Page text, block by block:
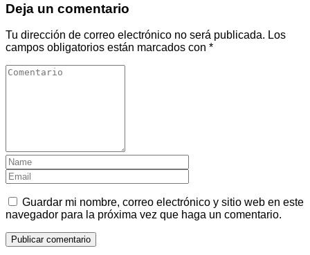
Deja un comentario
Tu dirección de correo electrónico no será publicada. Los
campos obligatorios están marcados con *
Guardar mi nombre, correo electrónico y sitio web en este
navegador para la próxima vez que haga un comentario.